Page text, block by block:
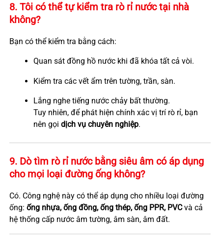
8. Tôi có thể tự kiểm tra rò rỉ nước tại nhà
không?
Bạn có thể kiểm tra bằng cách:
Quan sát đồng hồ nước khi đã khóa tất cả vòi.
Kiểm tra các vết ẩm trên tường, trần, sàn.
Lắng nghe tiếng nước chảy bất thường.
Tuy nhiên, để phát hiện chính xác vị trí rò rỉ, bạn
nên gọidịch vụ chuyên nghiệp.
9. Dò tìm rò rỉ nước bằng siêu âm có áp dụng
cho mọi loại đường ống không?
Có. Công nghệ này có thể áp dụng cho nhiều loại đường
ống: ống nhựa, ống đồng, ống thép, ống PPR, PVCvà cả
hệ thống cấp nước âm tường, âm sàn, âm đất.